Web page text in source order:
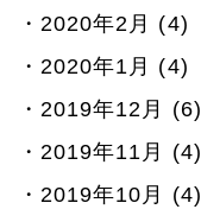
2020年2月 (4)
2020年1月 (4)
2019年12月 (6)
2019年11月 (4)
2019年10月 (4)